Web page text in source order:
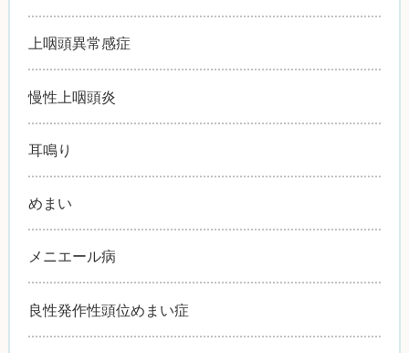
上咽頭異常感症
慢性上咽頭炎
耳鳴り
めまい
メニエール病
良性発作性頭位めまい症